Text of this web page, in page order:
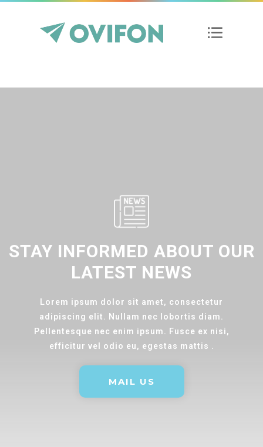
STAY INFORMED ABOUT OUR
LATEST NEWS
Lorem ipsum dolor sit amet, consectetur
adipiscing elit. Nullam nec lobortis diam.
Pellentesque nec enim ipsum. Fusce ex nisi,
efficitur vel odio eu, egestas mattis .
MAIL US